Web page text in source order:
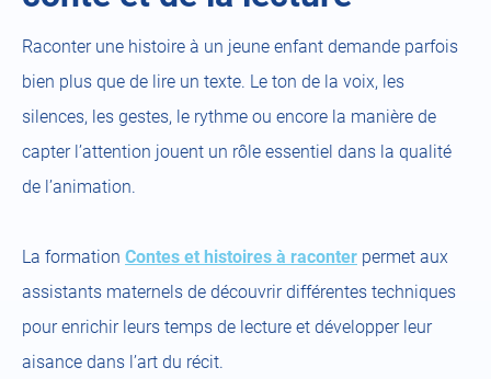
Raconter une histoire à un jeune enfant demande parfois
bien plus que de lire un texte. Le ton de la voix, les
silences, les gestes, le rythme ou encore la manière de
capter l’attention jouent un rôle essentiel dans la qualité
de l’animation.
La formation Contes et histoires à raconter permet aux
assistants maternels de découvrir différentes techniques
pour enrichir leurs temps de lecture et développer leur
aisance dans l’art du récit.